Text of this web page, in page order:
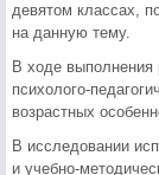
девятом классах,
на данную тему.
В ходе выполнения
психолого-
возрастных
В исследовании
и учебно-